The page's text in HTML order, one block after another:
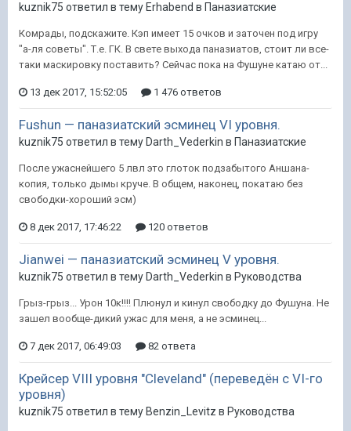
kuznik75 ответил в тему Erhabend в Паназиатские
Комрады, подскажите. Кэп имеет 15 очков и заточен под игру
"а-ля советы". Т.е. ГК. В свете выхода паназиатов, стоит ли все-
таки маскировку поставить? Сейчас пока на Фушуне катаю от...
13 дек 2017, 15:52:05 1 476 ответов
Fushun — паназиатский эсминец VI уровня.
kuznik75 ответил в тему Darth_Vederkin в Паназиатские
После ужаснейшего 5 лвл это глоток подзабытого Аншана-
копия, только дымы круче. В общем, наконец, покатаю без
свободки-хороший эсм)
8 дек 2017, 17:46:22 120 ответов
Jianwei — паназиатский эсминец V уровня.
kuznik75 ответил в тему Darth_Vederkin в Руководства
Грыз-грыз... Урон 10к!!!! Плюнул и кинул свободку до Фушуна. Не
зашел вообще-дикий ужас для меня, а не эсминец...
7 дек 2017, 06:49:03 82 ответа
Крейсер VIII уровня "Cleveland" (переведён с VI-го
уровня)
kuznik75 ответил в тему Benzin_Levitz в Руководства